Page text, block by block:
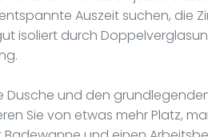
Auszeit suchen, die
isoliert durch
Dusche und den
Sie von etwas mehr Platz,